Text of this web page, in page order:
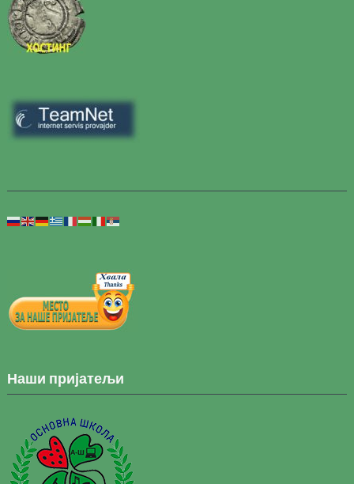
Наши пријатељи